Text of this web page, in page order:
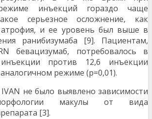
инъекций гораздо чаще
серьезное осложнение, как
атрофия, и ее уровень был выше в
ранибизумаба [9]. Пациентам,
бевацизумаб, потребовалось в
против 12,6 инъекции
режиме (p=0,01).
не было выявлено зависимости
макулы от вида
[3].